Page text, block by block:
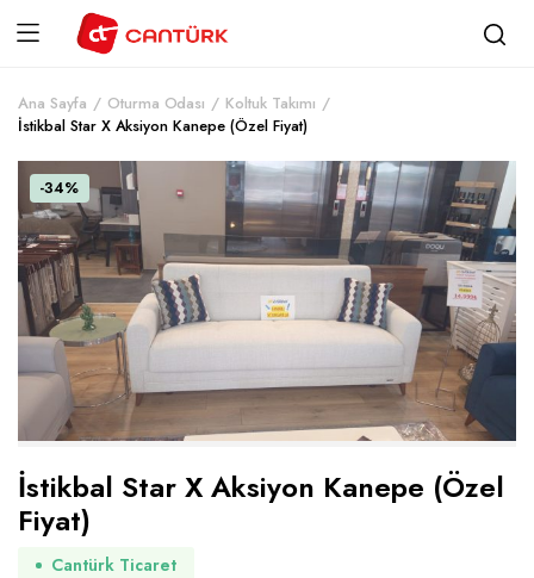
Ana Sayfa Oturma Odası
Koltuk Takımı
İstikbal Star X Aksiyon Kanepe (Özel Fiyat)
-34%
İstikbal Star X Aksiyon Kanepe (Özel
Fiyat)
Cantürk Ticaret